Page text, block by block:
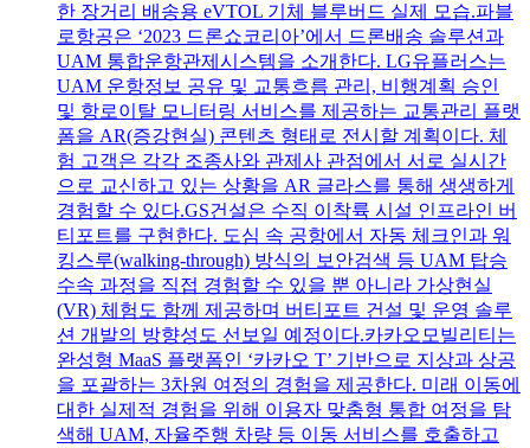
한 장거리 배송용 eVTOL 기체 블루버드 실제 모습.파블
로항공은 ‘2023 드론쇼코리아’에서 드론배송 솔루션과
UAM 통합운항관제시스템을 소개한다. LG유플러스는
UAM 운항정보 공유 및 교통흐름 관리, 비행계획 승인
및 항로이탈 모니터링 서비스를 제공하는 교통관리 플랫
폼을 AR(증강현실) 콘텐츠 형태로 전시할 계획이다. 체
험 고객은 각각 조종사와 관제사 관점에서 서로 실시간
으로 교신하고 있는 상황을 AR 글라스를 통해 생생하게
경험할 수 있다.GS건설은 수직 이착륙 시설 인프라인 버
티포트를 구현한다. 도심 속 공항에서 자동 체크인과 워
킹스루(walking-through) 방식의 보안검색 등 UAM 탑승
수속 과정을 직접 경험할 수 있을 뿐 아니라 가상현실
(VR) 체험도 함께 제공하며 버티포트 건설 및 운영 솔루
션 개발의 방향성도 선보일 예정이다.카카오모빌리티는
완성형 MaaS 플랫폼인 ‘카카오 T’ 기반으로 지상과 상공
을 포괄하는 3차원 여정의 경험을 제공한다. 미래 이동에
대한 실제적 경험을 위해 이용자 맞춤형 통합 여정을 탐
색해 UAM, 자율주행 차량 등 이동 서비스를 호출하고